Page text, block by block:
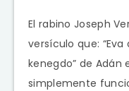
El rabino Joseph
versículo que:
kenegdo” de Adán
simplemente